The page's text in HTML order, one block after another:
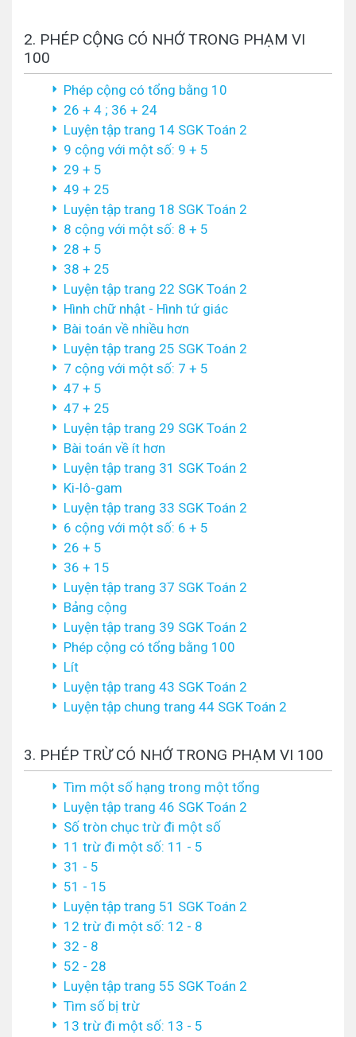
2. PHÉP CỘNG CÓ NHỚ TRONG PHẠM VI
100
Phép cộng có tổng bằng 10
26 + 4 ; 36 + 24
Luyện tập trang 14 SGK Toán 2
9 cộng với một số: 9 + 5
29 + 5
49 + 25
Luyện tập trang 18 SGK Toán 2
8 cộng với một số: 8 + 5
28 + 5
38 + 25
Luyện tập trang 22 SGK Toán 2
Hình chữ nhật - Hình tứ giác
Bài toán về nhiều hơn
Luyện tập trang 25 SGK Toán 2
7 cộng với một số: 7 + 5
47 + 5
47 + 25
Luyện tập trang 29 SGK Toán 2
Bài toán về ít hơn
Luyện tập trang 31 SGK Toán 2
Ki-lô-gam
Luyện tập trang 33 SGK Toán 2
6 cộng với một số: 6 + 5
26 + 5
36 + 15
Luyện tập trang 37 SGK Toán 2
Bảng cộng
Luyện tập trang 39 SGK Toán 2
Phép cộng có tổng bằng 100
Lít
Luyện tập trang 43 SGK Toán 2
Luyện tập chung trang 44 SGK Toán 2
3. PHÉP TRỪ CÓ NHỚ TRONG PHẠM VI 100
Tìm một số hạng trong một tổng
Luyện tập trang 46 SGK Toán 2
Số tròn chục trừ đi một số
11 trừ đi một số: 11 - 5
31 - 5
51 - 15
Luyện tập trang 51 SGK Toán 2
12 trừ đi một số: 12 - 8
32 - 8
52 - 28
Luyện tập trang 55 SGK Toán 2
Tìm số bị trừ
13 trừ đi một số: 13 - 5